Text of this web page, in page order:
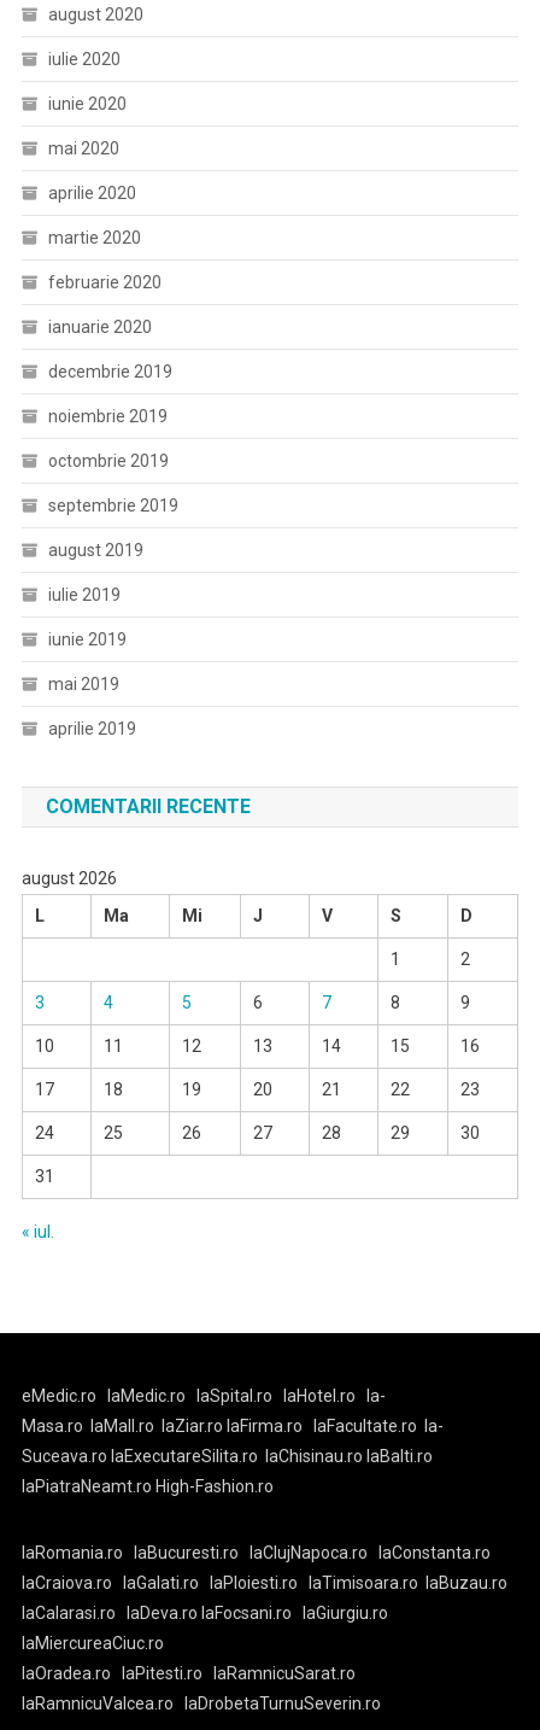
august 2020
iulie 2020
iunie 2020
mai 2020
aprilie 2020
martie 2020
februarie 2020
ianuarie 2020
decembrie 2019
noiembrie 2019
octombrie 2019
septembrie 2019
august 2019
iulie 2019
iunie 2019
mai 2019
aprilie 2019
COMENTARII RECENTE
august 2026
L
Ma Mi J V S D
1 2
3 4 5 6 7 8 9
10 11 12 13 14 15 16
17 18 19 20 21 22 23
24 25 26 27 28 29 30
31
« iul.
eMedic.ro laMedic.ro laSpital.ro laHotel.ro
la-
Masa.ro
laMall.ro laZiar.ro laFirma.ro laFacultate.ro
la-
Suceava.ro laExecutareSilita.ro laChisinau.ro laBalti.ro
laPiatraNeamt.ro High-Fashion.ro
laRomania.ro laBucuresti.ro laClujNapoca.ro
laConstanta.ro
laCraiova.ro
laGalati.ro laPloiesti.ro laTimisoara.ro
laBuzau.ro
laCalarasi.ro
laDeva.ro laFocsani.ro
laGiurgiu.ro
laMiercureaCiuc.ro
laOradea.ro
laPitesti.ro
laRamnicuSarat.ro
laRamnicuValcea.ro
laDrobetaTurnuSeverin.ro